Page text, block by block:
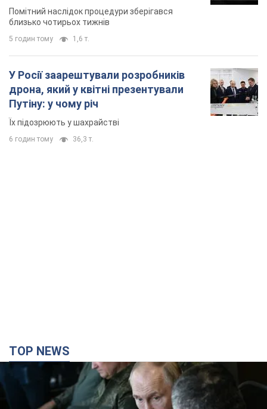
більше українців: Фейгін назвав "тригери"
Путіна
У агресора є лише два варіанти примусу України до
капітуляції